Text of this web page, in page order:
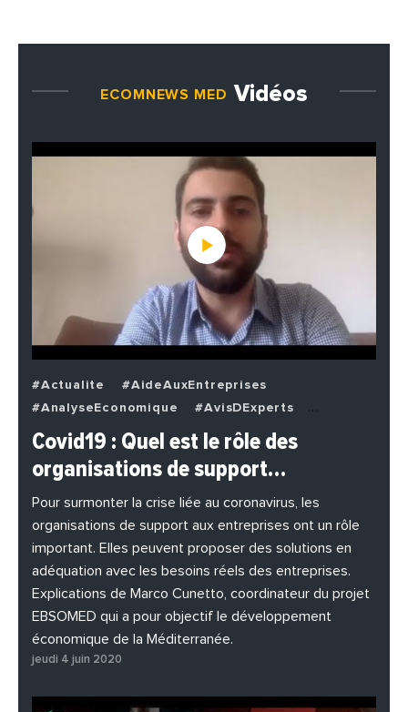
ECOMNEWS MED Vidéos
#Actualite
#AideAuxEntreprises
#AnalyseEconomique
#AvisDExperts
#BuzzNews
#Decideurs
#EchangesMediterraneens
#Economie
#EnDirectDe
#Entreprises
#Institutions
#PhotosEtVideos
Covid19 : Quel est le rôle des
organisations de support…
Pour surmonter la crise liée au coronavirus, les
organisations de support aux entreprises ont un rôle
important. Elles peuvent proposer des solutions en
adéquation avec les besoins réels des entreprises.
Explications de Marco Cunetto, coordinateur du projet
EBSOMED qui a pour objectif le développement
économique de la Méditerranée.
jeudi 4 juin 2020